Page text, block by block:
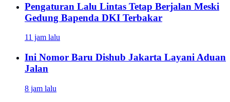
Pengaturan Lalu Lintas Tetap Berjalan Meski
Gedung Bapenda DKI Terbakar
11 jam lalu
Ini Nomor Baru Dishub Jakarta Layani Aduan
Jalan
8 jam lalu